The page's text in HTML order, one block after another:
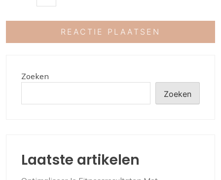
Zoeken
Zoeken
Laatste artikelen